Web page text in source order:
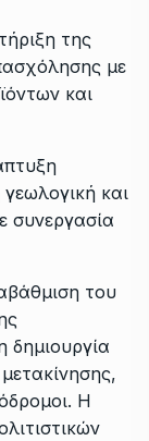
της
με
και
και
συνεργασία
του
δημιουργία
Η